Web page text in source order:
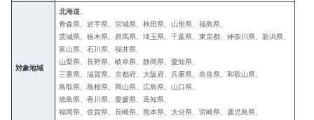
対象地域
北海道、
青森県、岩手県、宮城県、秋田県、山形県、福島県、
茨城県、栃木県、群馬県、埼玉県、千葉県、東京都、神奈川県、新潟県、
富山県、石川県、福井県、
山梨県、長野県、岐阜県、静岡県、愛知県、
三重県、滋賀県、京都府、大阪府、兵庫県、奈良県、和歌山県、
鳥取県、島根県、岡山県、広島県、山口県、
徳島県、香川県、愛媛県、高知県、
福岡県、佐賀県、長崎県、熊本県、大分県、宮崎県、鹿児島県、